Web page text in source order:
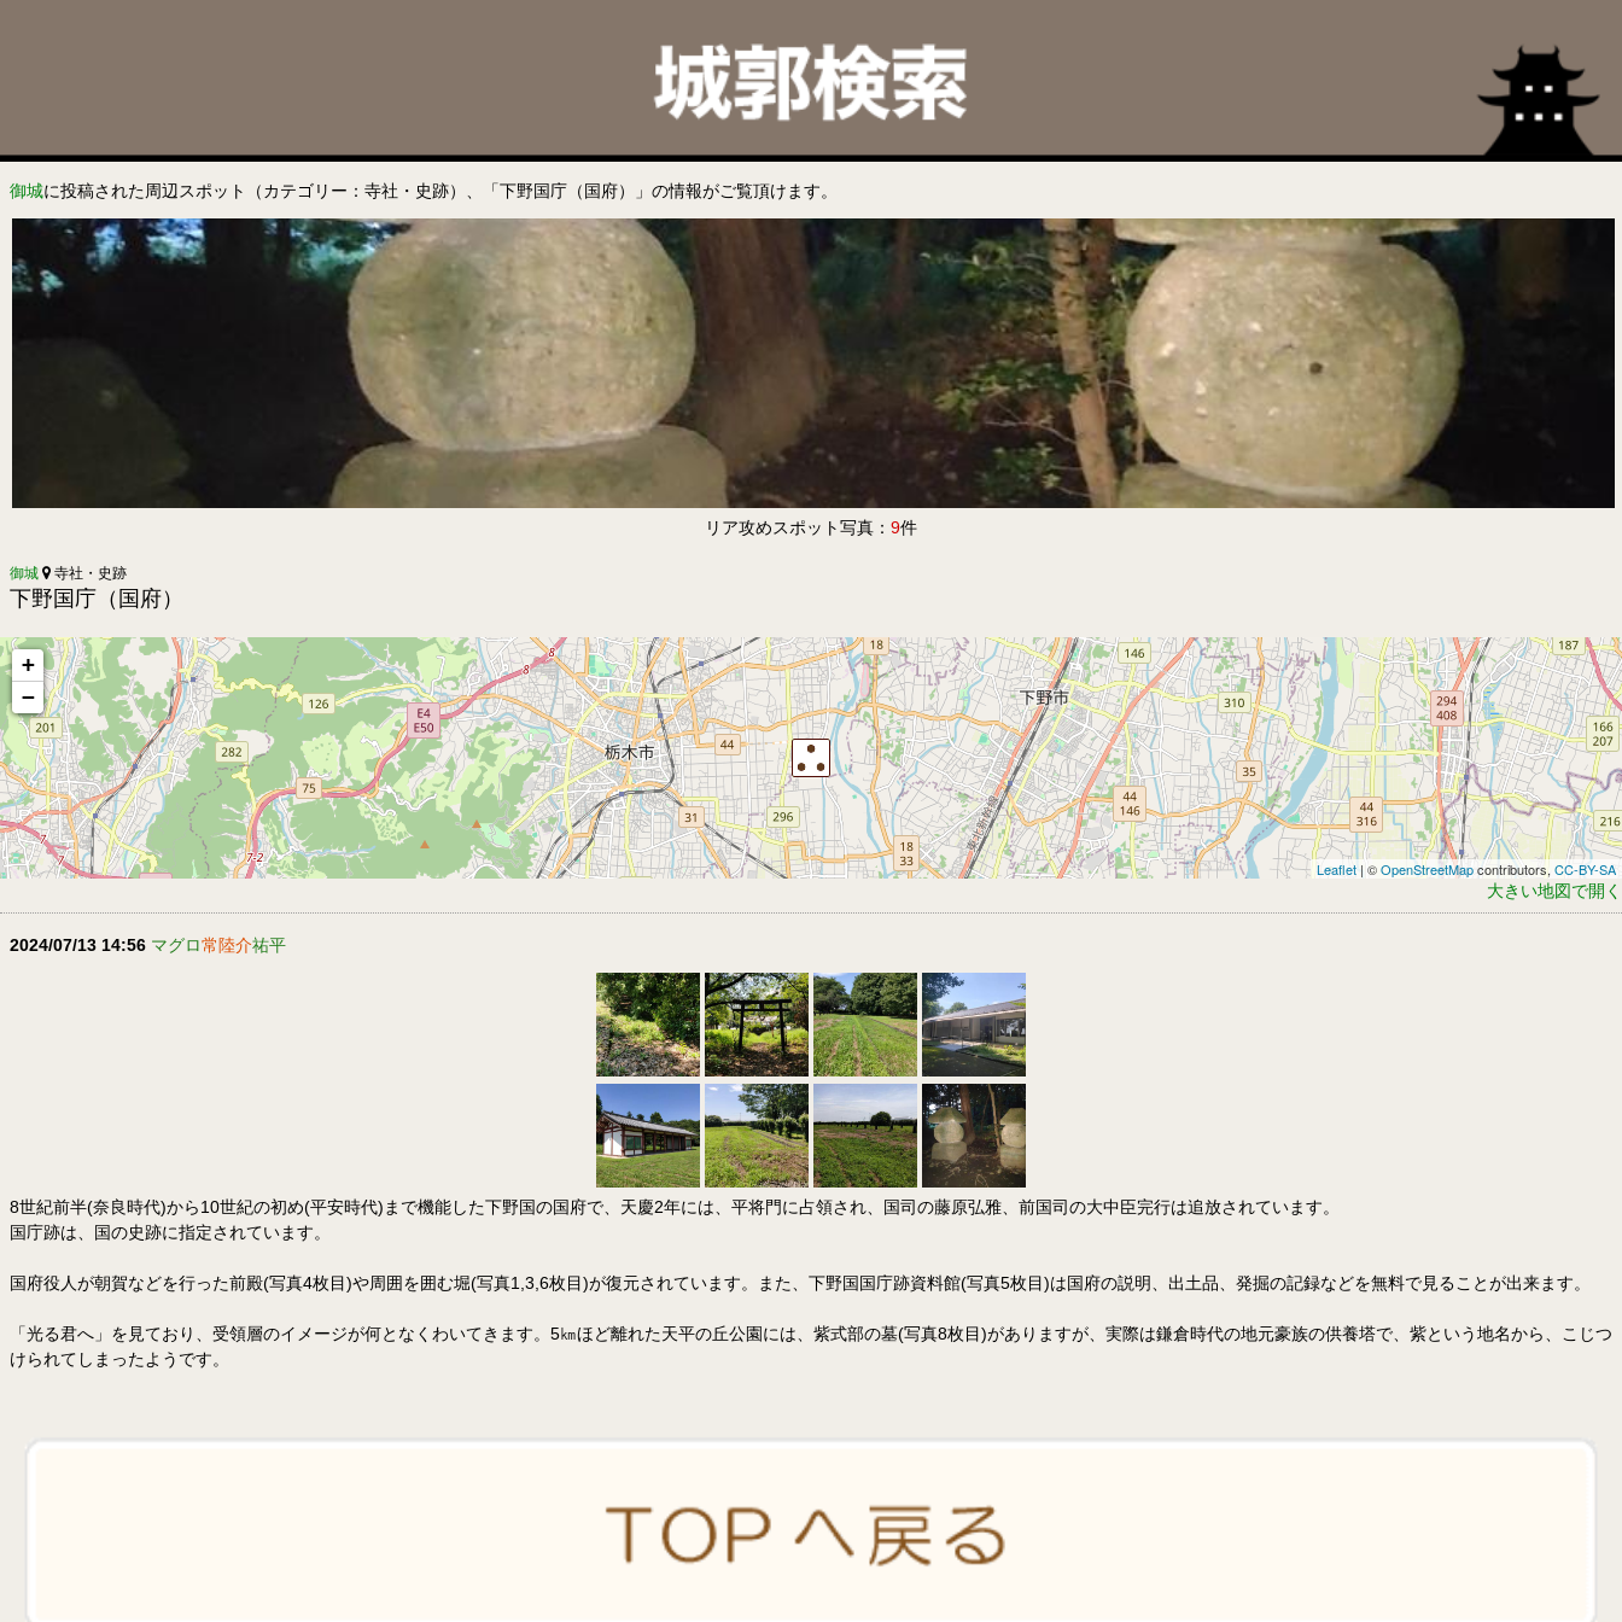
御城に投稿された周辺スポット（カテゴリー：寺社・史跡）、「下野国庁（国府）」の情報がご覧頂けます。
リア攻めスポット写真： 9件
御城 寺社・史跡
下野国庁（国府）
+
−
Leaflet | ©OpenStreetMapcontributors,CC-BY-SA
大きい地図で開く
2024/07/13 14:56 マグロ常陸介祐平
8世紀前半(奈良時代)から10世紀の初め(平安時代)まで機能した下野国の国府で、天慶2年には、平将門に占領され、国司の藤原弘雅、前国司の大中臣完行は追放されています。
国庁跡は、国の史跡に指定されています。
国府役人が朝賀などを行った前殿(写真4枚目)や周囲を囲む堀(写真1,3,6枚目)が復元されています。また、下野国国庁跡資料館(写真5枚目)は国府の説明、出土品、発掘の記録などを無料で見ることが出来ます。
「光る君へ」を見ており、受領層のイメージが何となくわいてきます。5㎞ほど離れた天平の丘公園には、紫式部の墓(写真8枚目)がありますが、実際は鎌倉時代の地元豪族の供養塔で、紫という地名から、こじつ
けられてしまったようです。